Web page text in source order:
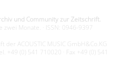
und Community zur Zeitschrift.
zwei Monate. · ISSN: 0946-9397
der ACOUSTIC MUSIC GmbH&Co.KG
+49 (0) 541 710020 · Fax +49 (0) 541